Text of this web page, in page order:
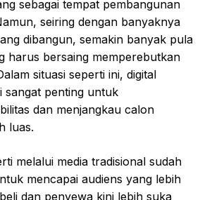
sebagai tempat pembangunan
seiring dengan banyaknya
dibangun, semakin banyak pula
harus bersaing memperebutkan
situasi seperti ini, digital
sangat penting untuk
dan menjangkau calon
luas.
melalui media tradisional sudah
mencapai audiens yang lebih
dan penyewa kini lebih suka